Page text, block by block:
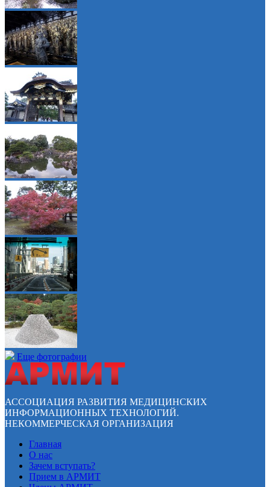
Еще фотографии
АССОЦИАЦИЯ РАЗВИТИЯ МЕДИЦИНСКИХ
ИНФОРМАЦИОННЫХ ТЕХНОЛОГИЙ.
НЕКОММЕРЧЕСКАЯ ОРГАНИЗАЦИЯ
Главная
О нас
Зачем вступать?
Прием в АРМИТ